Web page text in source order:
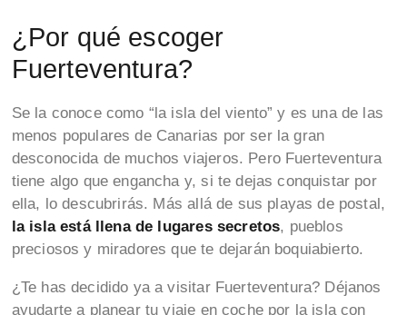
¿Por qué escoger
Fuerteventura?
Se la conoce como “la isla del viento” y es una de las
menos populares de Canarias por ser la gran
desconocida de muchos viajeros. Pero Fuerteventura
tiene algo que engancha y, si te dejas conquistar por
ella, lo descubrirás. Más allá de sus playas de postal,
la isla está llena de lugares secretos, pueblos
preciosos y miradores que te dejarán boquiabierto.
¿Te has decidido ya a visitar Fuerteventura? Déjanos
ayudarte a planear tu viaje en coche por la isla con